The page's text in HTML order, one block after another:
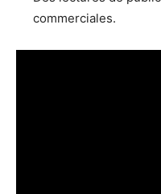
commerciales.